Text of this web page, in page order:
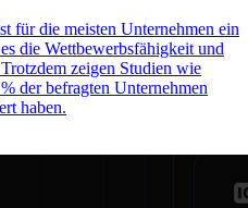
für die meisten Unternehmen ein
die Wettbewerbsfähigkeit und
zeigen Studien wie
der befragten Unternehmen
haben.